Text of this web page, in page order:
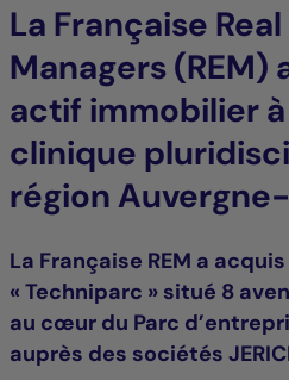
La Française
Managers (REM)
actif immobilier
clinique
région
La Française REM a
« Techniparc » situé 8
au cœur du Parc
auprès des sociétés